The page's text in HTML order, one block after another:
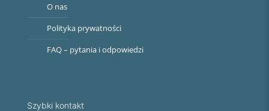
O nas
Polityka prywatności
FAQ – pytania i odpowiedzi
Szybki kontakt